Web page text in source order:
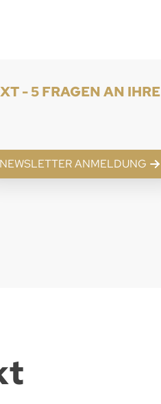
- 5 FRAGEN AN IHRE M
NEWSLETTER ANMELDUNG